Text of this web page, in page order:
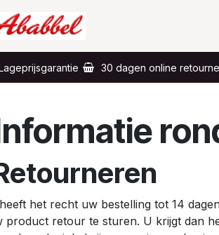
30 dagen online
het recht uw bestelling tot 14
product retour te sturen. U krijgt dan